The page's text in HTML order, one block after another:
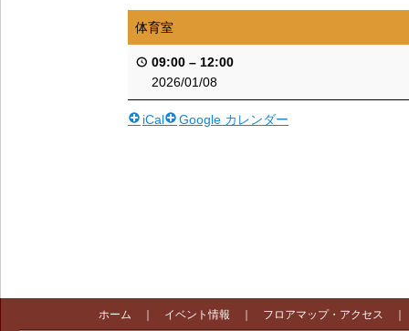
体育室
09:00 – 12:00
2026/01/08
iCal Google カレンダー
ホーム イベント情報 フロアマップ・アクセス